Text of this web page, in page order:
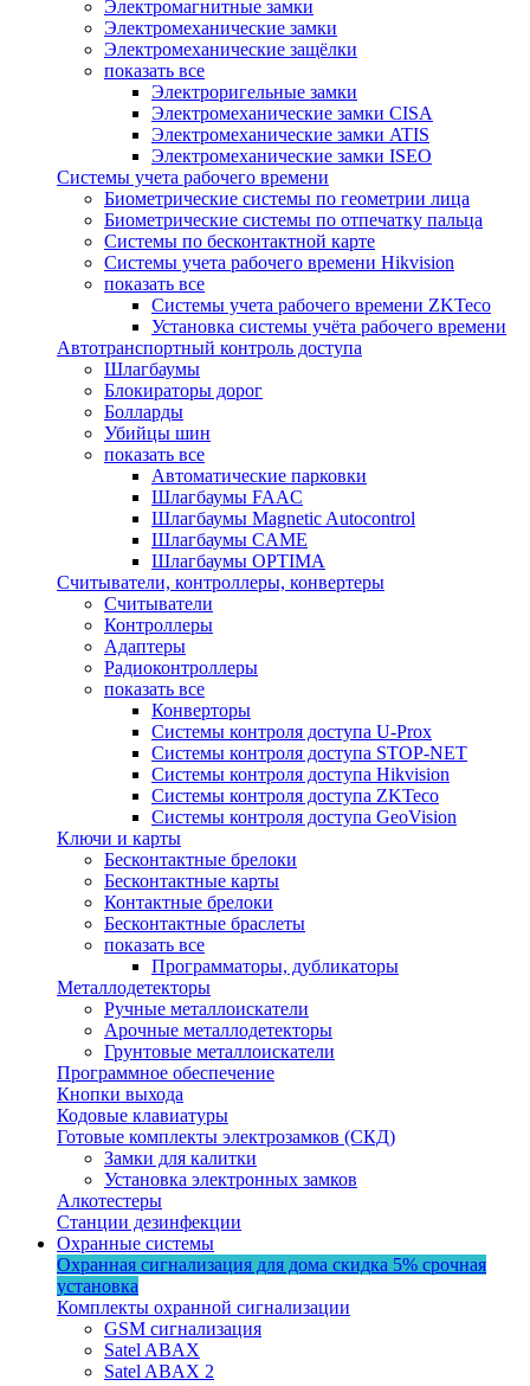
Электромагнитные замки
Электромеханические замки
Электромеханические защёлки
показать все
Электроригельные замки
Электромеханические замки CISA
Электромеханические замки ATIS
Электромеханические замки ISEO
Системы учета рабочего времени
Биометрические системы по геометрии лица
Биометрические системы по отпечатку пальца
Системы по бесконтактной карте
Системы учета рабочего времени Hikvision
показать все
Системы учета рабочего времени ZKTeco
Установка системы учёта рабочего времени
Автотранспортный контроль доступа
Шлагбаумы
Блокираторы дорог
Болларды
Убийцы шин
показать все
Автоматические парковки
Шлагбаумы FAAC
Шлагбаумы Magnetic Autocontrol
Шлагбаумы CAME
Шлагбаумы OPTIMA
Считыватели, контроллеры, конвертеры
Считыватели
Контроллеры
Адаптеры
Радиоконтроллеры
показать все
Конверторы
Системы контроля доступа U-Prox
Системы контроля доступа STOP-NET
Системы контроля доступа Hikvision
Системы контроля доступа ZKTeco
Системы контроля доступа GeoVision
Ключи и карты
Бесконтактные брелоки
Бесконтактные карты
Контактные брелоки
Бесконтактные браслеты
показать все
Программаторы, дубликаторы
Металлодетекторы
Ручные металлоискатели
Арочные металлодетекторы
Грунтовые металлоискатели
Программное обеспечение
Кнопки выхода
Кодовые клавиатуры
Готовые комплекты электрозамков (СКД)
Замки для калитки
Установка электронных замков
Алкотестеры
Станции дезинфекции
Охранные системы
Охранная сигнализация для дома скидка 5% срочная
установка
Комплекты охранной сигнализации
GSM сигнализация
Satel ABAX
Satel ABAX 2